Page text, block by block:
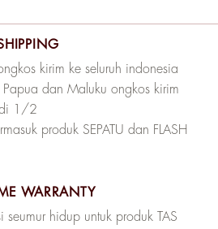
kirim ke seluruh indonesia
Papua dan Maluku ongkos kirim
1/2
produk SEPATU dan FLASH
WARRANTY
seumur hidup untuk produk TAS